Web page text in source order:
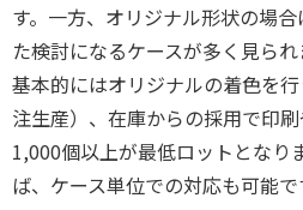
す。一方、オリジナル形状の場
た検討になるケースが多く見られ
基本的にはオリジナルの着色を
注生産）、在庫からの採用で印
1,000個以上が最低ロットとなり
ば、ケース単位での対応も可能で